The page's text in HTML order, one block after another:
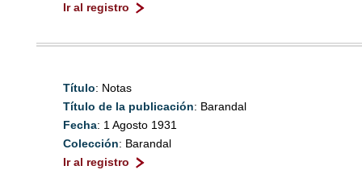
Ir al registro
Título: Notas
Título de la publicación: Barandal
Fecha: 1 Agosto 1931
Colección: Barandal
Ir al registro